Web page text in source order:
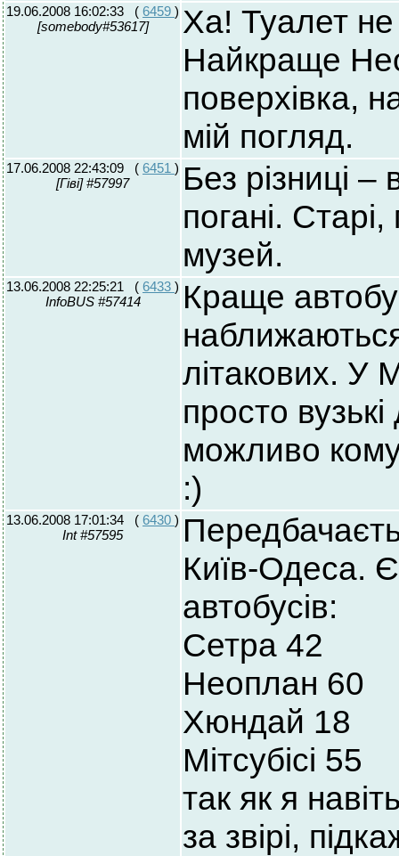
19.06.2008 16:02:33 ( 6459 )
[somebody#53617]
Ха! Туалет
Найкраще
поверхівка,
мій погляд.
17.06.2008 22:43:09 ( 6451 )
[Гіві] #57997
Без різниці –
погані.
музей.
13.06.2008 22:25:21 ( 6433 )
InfoBUS #57414
Краще
літакових. У
просто
можливо
:)
13.06.2008 17:01:34 ( 6430 )
Int #57595
Київ-Одеса. Є
автобусів:
Сетра 42
Неоплан 60
Хюндай 18
Мітсубісі 55
так як я
за звірі,